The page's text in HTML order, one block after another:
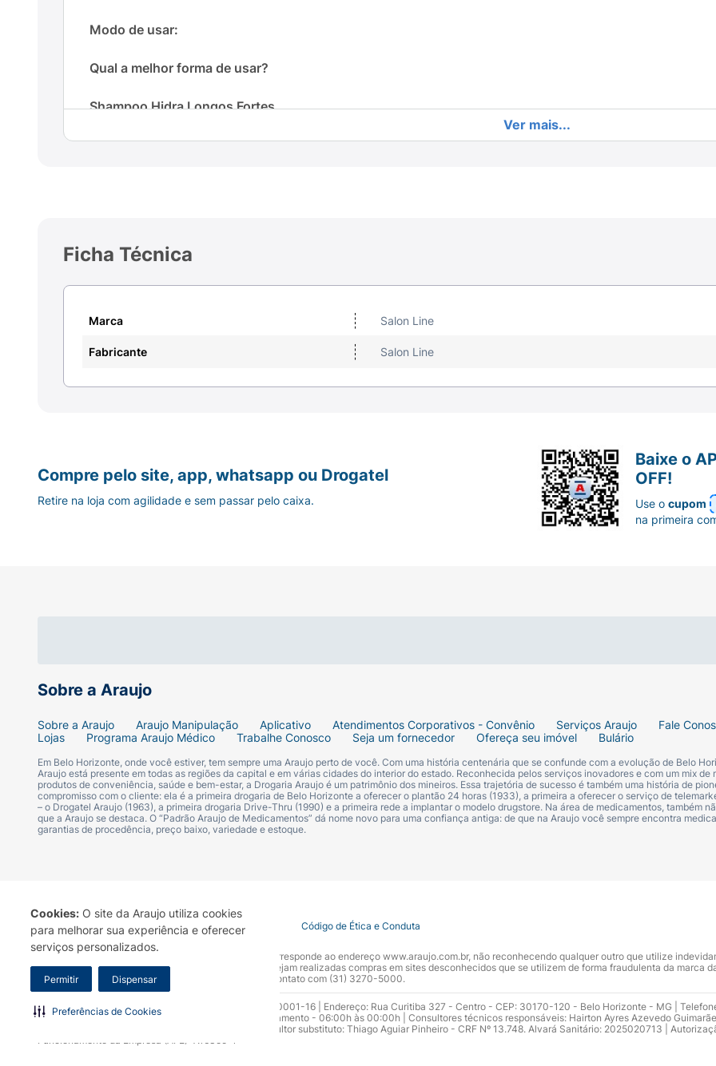
Cookies: O site da Araujo utiliza cookies
para melhorar sua experiência e oferecer
serviços personalizados.
Permitir Dispensar
Preferências de Cookies
Modo de usar:
Qual a melhor forma de usar?
Shampoo Hidra Longos Fortes
Aplique o Shampoo no cabelo úmido. Massageie e, em seguida, enxágue. Se necessário, repita a
Ver mais...
Ficha Técnica
Marca Salon Line
Fabricante Salon Line
Sobre a Araujo
Sobre a Araujo Araujo Manipulação Aplicativo Atendimentos Corporativos - Convênio Serviços Araujo
Fale
Lojas
Programa Araujo Médico Trabalhe Conosco Seja um fornecedor Ofereça seu imóvel Bulário
Em Belo Horizonte, onde você estiver, tem sempre uma Araujo perto de você. Com uma história centenária que se confunde com a evolução de Belo
Araujo está presente em todas as regiões da capital e em várias cidades do interior do estado. Reconhecida pelos serviços inovadores e com um mix de
produtos de conveniência, saúde e bem-estar, a Drogaria Araujo é um patrimônio dos mineiros. Essa trajetória de sucesso é também uma história de
compromisso com o cliente: ela é a primeira drogaria de Belo Horizonte a oferecer o plantão 24 horas (1933), a primeira a oferecer o serviço de
– o Drogatel Araujo (1963), a primeira drogaria Drive-Thru (1990) e a primeira rede a implantar o modelo drugstore. Na área de medicamentos, também
que a Araujo se destaca. O “Padrão Araujo de Medicamentos” dá nome novo para uma confiança antiga: de que na Araujo você sempre encontra
garantias de procedência, preço baixo, variedade e estoque.
Compre pelo site, app, whatsapp ou Drogatel
Retire na loja com agilidade e sem passar pelo caixa.
Baixe o
OFF!
Use ocupom
na primeira
Termo de Uso Portal da Privacidade Covid-19 Código de Ética e Conduta
A Drogaria Araujo S/A informa que o seu site oficial corresponde ao endereço www.araujo.com.br, não reconhecendo qualquer outro que utilize
marca. Para sua segurança recomendamos que não sejam realizadas compras em sites desconhecidos que se utilizem de forma fraudulenta da marca
Araujo S.A. Em caso de dúvidas, gentileza entrar em contato com (31) 3270-5000.
Razão Social: Drogaria Araujo S.A | CNPJ: 17.256.512.0001-16 | Endereço: Rua Curitiba 327 - Centro - CEP: 30170-120 - Belo Horizonte - MG |
0300.313.1010 e (31) 3270-5000 Horário de funcionamento - 06:00h às 00:00h | Consultores técnicos responsáveis: Hairton Ayres Azevedo
10.965 | Yasmin Silva Alvarenga – CRF 52.584 - Consultor substituto: Thiago Aguiar Pinheiro - CRF Nº 13.748. Alvará Sanitário: 2025020713 |
Funcionamento da Empresa (AFE): 7.16355-1